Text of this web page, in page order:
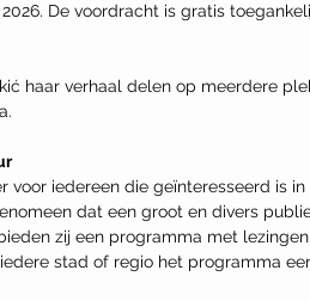
De voordracht is gratis
haar verhaal delen op meerdere
voor iedereen die geïnteresseerd is
dat een groot en divers
zij een programma met
stad of regio het programma